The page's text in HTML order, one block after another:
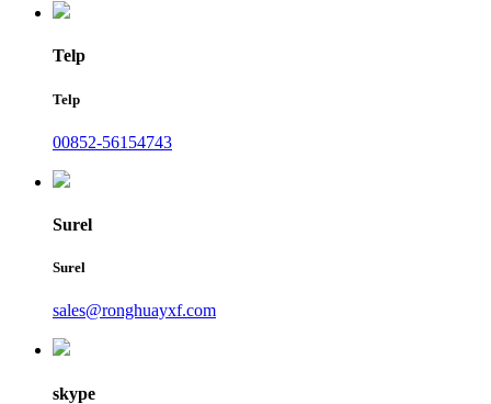
Telp
Telp
00852-56154743
Surel
Surel
sales@ronghuayxf.com
skype